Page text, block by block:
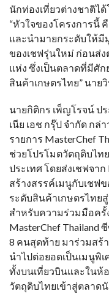
นักท่องเที่ยวต่างชาติได้
“หัวใจของโครงการนี้
และนำมายกระดับให้
ของเชฟรุ่นใหม่ ก่อนส่
แห่ง ซึ่งเป็นตลาดที่มีศั
สินค้าเกษตรไทย” นาย
นายกิติกร เพ็ญโรจน์ ป
เนีย เอช กรุ๊ป จำกัด กล่
รายการ MasterChef
ช่วยโปรโมตวัตถุดิบไท
ประเทศ โดยส่งเชฟจา
สร้างสรรค์เมนูกับเชฟ
ระดับสินค้าเกษตรไทย
สำหรับความร่วมมือครั้
MasterChef Thailand
8 คนสุดท้าย มาร่วมสร้
นำไปต่อยอดเป็นเมนูพิ
ทั้งบนเที่ยวบินและในห้
วัตถุดิบไทยเข้าสู่ตลาด